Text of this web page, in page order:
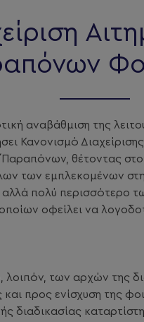
αναβάθμιση της
Κανονισμό
θέτοντας στο
των εμπλεκομένων
αλλά πολύ περισσότερο
οφείλει να
λοιπόν, των αρχών της
προς ενίσχυση της
διαδικασίας